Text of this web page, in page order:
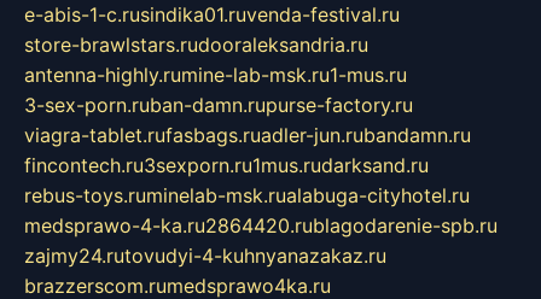
e-abis-1-c.rusindika01.ruvenda-festival.ru
store-brawlstars.rudooraleksandria.ru
antenna-highly.rumine-lab-msk.ru1-mus.ru
3-sex-porn.ruban-damn.rupurse-factory.ru
viagra-tablet.rufasbags.ruadler-jun.rubandamn.ru
fincontech.ru3sexporn.ru1mus.rudarksand.ru
rebus-toys.ruminelab-msk.rualabuga-cityhotel.ru
medsprawo-4-ka.ru2864420.rublagodarenie-spb.ru
zajmy24.rutovudyi-4-kuhnyanazakaz.ru
brazzerscom.rumedsprawo4ka.ru